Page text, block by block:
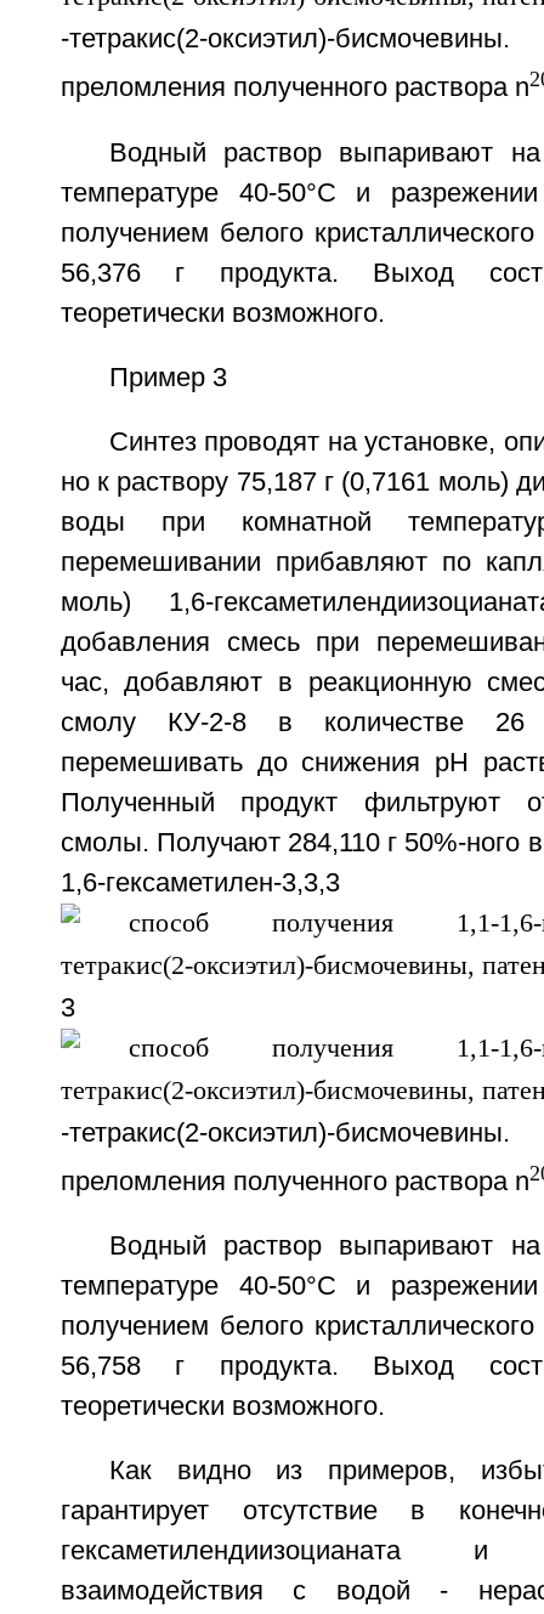
-тетракис(2-оксиэтил)-
преломления полученного раствора n
Водный раствор выпаривают
температуре 40-50°С и
получением белого
56,376 г продукта. Выход
теоретически возможного.
Пример 3
Синтез проводят на установке,
но к раствору 75,187 г (0,7161 моль)
воды при комнатной
перемешивании прибавляют по
моль) 1,6-
добавления смесь при
час, добавляют в реакционную
смолу КУ-2-8 в количестве
перемешивать до снижения рН
Полученный продукт фильтруют
смолы. Получают 284,110 г 50%-ного
1,6-гексаметилен-3,3,3
3
-тетракис(2-оксиэтил)-
преломления полученного раствора n
Водный раствор выпаривают
температуре 40-50°С и
получением белого
56,758 г продукта. Выход
теоретически возможного.
Как видно из примеров,
гарантирует отсутствие в
гексаметилендиизоцианата
взаимодействия с водой -